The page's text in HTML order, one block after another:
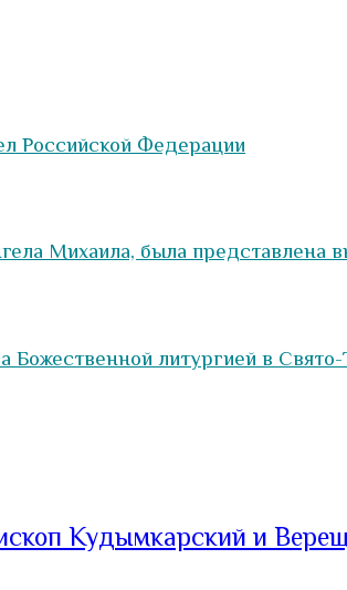
Российской Федерации
Михаила, была представлена
литургией в
Кудымкарский и